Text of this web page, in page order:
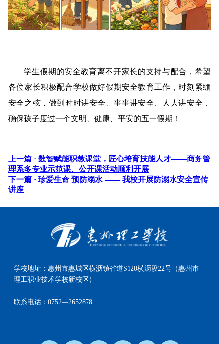
学生假期的安全教育离不开家长的支持与配合，希望
各位家长积极配合学校做好假期安全教育工作，时刻紧绷
安全之弦，做到时时讲安全、事事讲安全、人人讲安全，
确保孩子度过一个文明、健康、平安的五一假期！
上一篇 · 数智赋能职教课堂，匠心培育技能人才——商务管
理系多专业示范课、公开课活动顺利开展
下一篇 · 珍爱生命 预防溺水 —— 我校开展防溺水安全宣传
讲座
学校地址：惠州市惠城区横沥镇省道S120横沥段22号（惠州市
理工职业技术学校新校区）
联系电话：0752—2652878